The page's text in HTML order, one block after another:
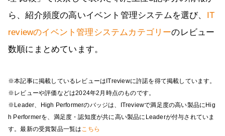
ら、紹介頻度の高いイベント管理システムを選び、
IT
reviewのイベント管理システムカテゴリーのレビュー
数順にまとめています。
※本記事に掲載しているレビューはITreviewに許諾を得て掲載しています。
※レビューや評価などは2024年2月時点のものです。
※Leader、High Performerのバッジは、ITreviewで満足度の高い製品にHig
h Performerを、満足度・認知度が共に高い製品にLeaderが付与されていま
す。最新の受賞製品一覧はこちら